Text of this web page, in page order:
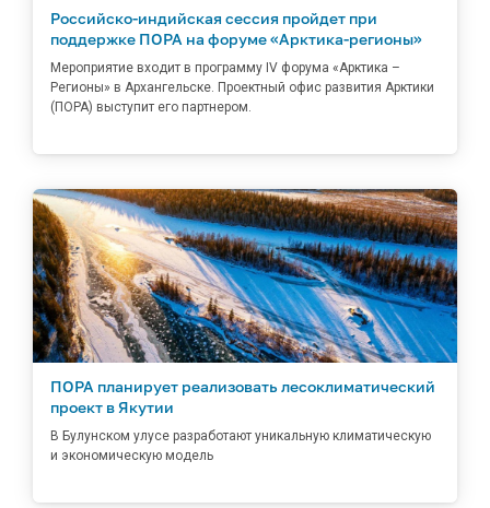
Российско-индийская сессия пройдет при
поддержке ПОРА на форуме «Арктика-регионы»
Мероприятие входит в программу IV форума «Арктика –
Регионы» в Архангельске. Проектный офис развития Арктики
(ПОРА) выступит его партнером.
ПОРА планирует реализовать лесоклиматический
проект в Якутии
В Булунском улусе разработают уникальную климатическую
и экономическую модель